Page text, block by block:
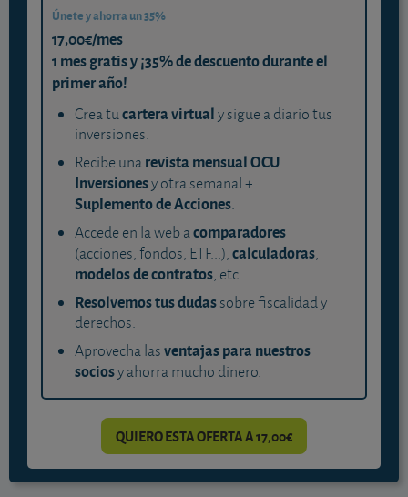
Únete y ahorra un 35%
17,00€/mes
1 mes gratis y ¡35% de descuento durante el
primer año!
Crea tucartera virtualy sigue a diario tus
inversiones.
Recibe unarevista mensual OCU
Inversionesy otra semanal +
Suplemento de Acciones.
Accede en la web acomparadores
(acciones, fondos, ETF...),calculadoras,
modelos de contratos, etc.
Resolvemos tus dudassobre fiscalidad y
derechos.
Aprovecha lasventajas para nuestros
sociosy ahorra mucho dinero.
QUIERO ESTA OFERTA A 17,00€